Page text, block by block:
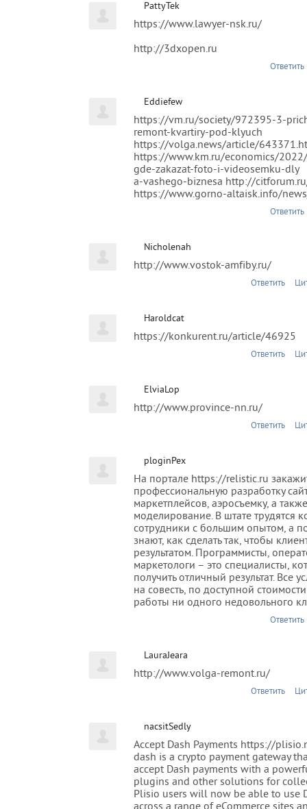
PattyTek
https://www.lawyer-nsk.ru/
http://3dxopen.ru
Ответить
Eddiefew
https://vm.ru/society/972395-3-
remont-kvartiry-pod-klyuch
https://volga.news/article/
https://www.km.ru/economics/
gde-zakazat-foto-i-videosemku-dly
a-vashego-biznesa http://
https://www.gorno-altaisk.info/
Ответить
Nicholenah
http://www.vostok-amfiby.ru/
Ответить
Haroldcat
https://konkurent.ru/article/46925
Ответить
ElviaLop
http://www.province-nn.ru/
Ответить
ploginPex
На портале https://relistic.ru
профессиональную разработку
маркетплейсов, аэросъемку, а
моделирование. В штате трудятся
сотрудники с большим опытом, а
знают, как сделать так, чтобы
результатом. Программисты,
маркетологи – это специалисты,
получить отличный результат. Все
на совесть, по доступной
работы ни одного недовольного
Ответить
LauraJeara
http://www.volga-remont.ru/
Ответить
nacsitSedly
Accept Dash Payments https://
dash is a crypto payment gateway
accept Dash payments with a
plugins and other solutions for
Plisio users will now be able to use